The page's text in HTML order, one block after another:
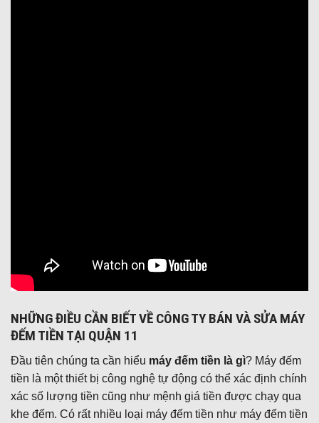
NHỮNG ĐIỀU CẦN BIẾT VỀ CÔNG TY BÁN VÀ SỬA MÁY
ĐẾM TIỀN TẠI QUẬN 11
Đầu tiên chúng ta cần hiểu máy đếm tiền là gì? Máy đếm
tiền là một thiết bị công nghệ tự động có thể xác định chính
xác số lượng tiền cũng như mệnh giá tiền được chạy qua
khe đếm. Có rất nhiều loại máy đếm tiền như máy đếm tiền